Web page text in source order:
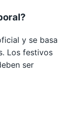
y se basa
Los festivos
ser